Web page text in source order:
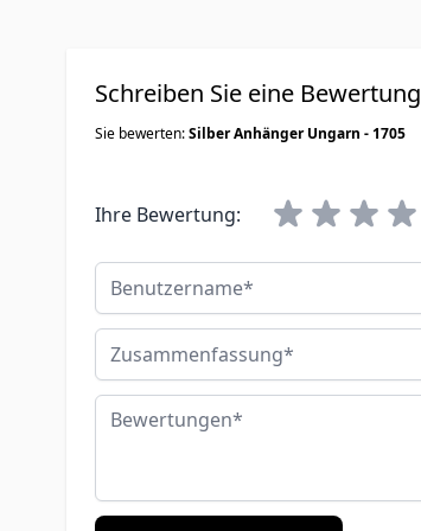
Schreiben Sie eine Bewertung
Sie bewerten:Silber Anhänger Ungarn - 1705
Ihre Bewertung:
Benutzername
Zusammenfassung
Bewertungen